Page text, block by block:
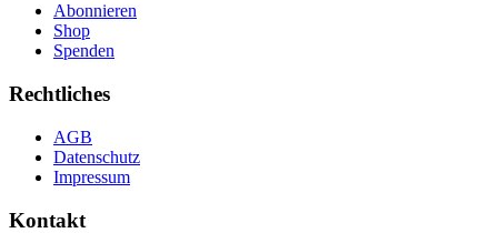
Abonnieren
Shop
Spenden
Rechtliches
AGB
Datenschutz
Impressum
Kontakt